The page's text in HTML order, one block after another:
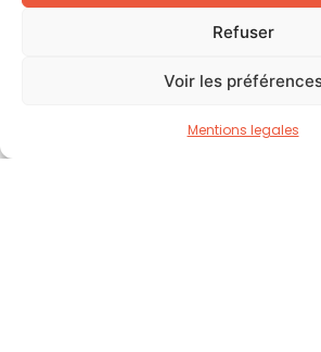
Refuser
Voir les
Mentions legales